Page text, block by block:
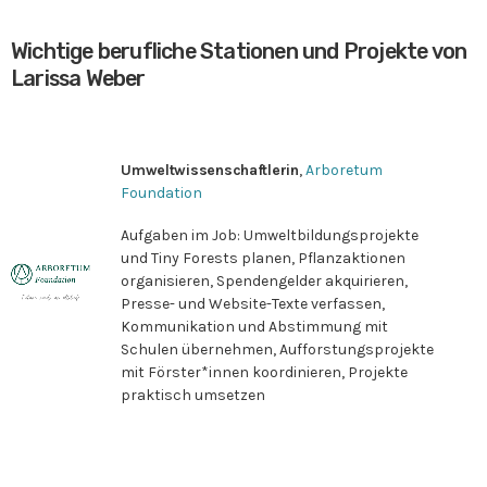
Wichtige berufliche Stationen und Projekte von
Larissa Weber
Umweltwissenschaftlerin,Arboretum
Foundation
Aufgaben im Job: Umweltbildungsprojekte
und Tiny Forests planen, Pflanzaktionen
organisieren, Spendengelder akquirieren,
Presse- und Website-Texte verfassen,
Kommunikation und Abstimmung mit
Schulen übernehmen, Aufforstungsprojekte
mit Förster*innen koordinieren, Projekte
praktisch umsetzen